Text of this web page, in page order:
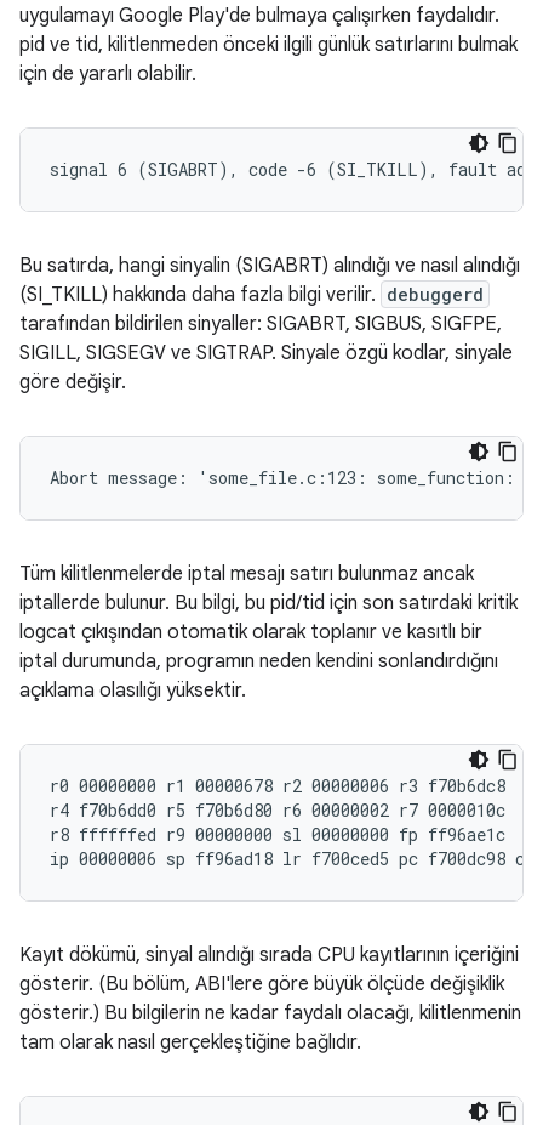
uygulamayı Google Play'de bulmaya çalışırken faydalıdır.
pid ve tid, kilitlenmeden önceki ilgili günlük satırlarını bulmak
için de yararlı olabilir.
Bu satırda, hangi sinyalin (SIGABRT) alındığı ve nasıl alındığı
(SI_TKILL) hakkında daha fazla bilgi verilir. debuggerd
tarafından bildirilen sinyaller: SIGABRT, SIGBUS, SIGFPE,
SIGILL, SIGSEGV ve SIGTRAP. Sinyale özgü kodlar, sinyale
göre değişir.
Tüm kilitlenmelerde iptal mesajı satırı bulunmaz ancak
iptallerde bulunur. Bu bilgi, bu pid/tid için son satırdaki kritik
logcat çıkışından otomatik olarak toplanır ve kasıtlı bir
iptal durumunda, programın neden kendini sonlandırdığını
açıklama olasılığı yüksektir.
r0 00000000 r1 00000678 r2 00000006 r3 f70b6dc8
r4 f70b6dd0 r5 f70b6d80 r6 00000002 r7 0000010c
r8 ffffffed r9 00000000 sl 00000000 fp ff96ae1c
Kayıt dökümü, sinyal alındığı sırada CPU kayıtlarının içeriğini
gösterir. (Bu bölüm, ABI'lere göre büyük ölçüde değişiklik
gösterir.) Bu bilgilerin ne kadar faydalı olacağı, kilitlenmenin
tam olarak nasıl gerçekleştiğine bağlıdır.